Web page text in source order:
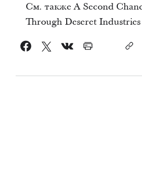
См. также A Second
Through Deseret Industries